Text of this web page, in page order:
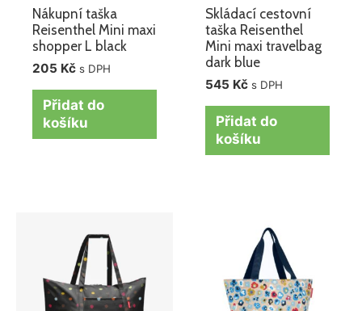
Nákupní taška
Reisenthel Mini maxi
shopper L black
205 Kč s DPH
Přidat do
košíku
Skládací cestovní
taška Reisenthel
Mini maxi travelbag
dark blue
545 Kč s DPH
Přidat do
košíku